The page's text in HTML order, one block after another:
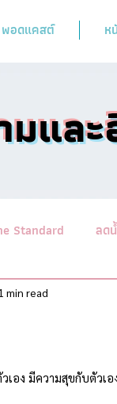
พอดแคสต์ ห
มแล
Standard ลด
คลีน
min read
อง มีความสุขกับตัวเอ